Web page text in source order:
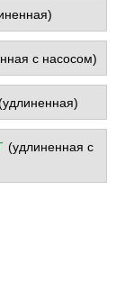
с насосом)
(удлиненная с